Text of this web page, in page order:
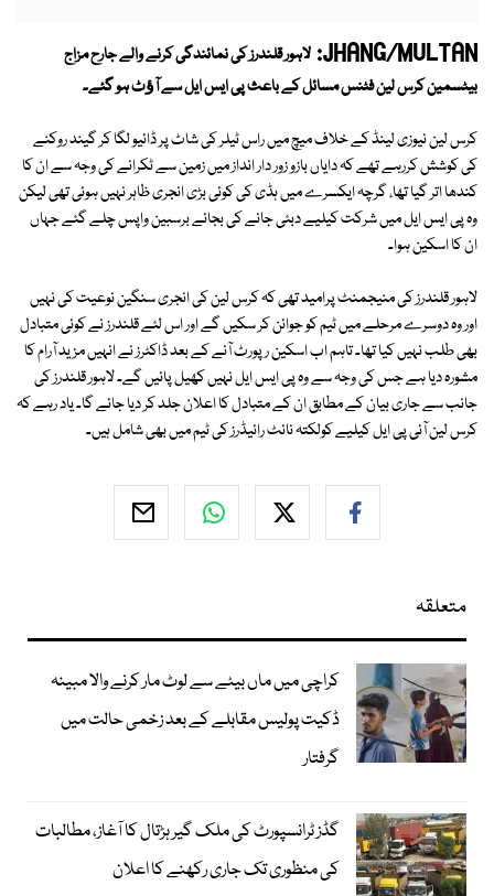
JHANG/MULTAN: لاہور قلندرز کی نمائندگی کرنے والے جارح مزاج
بیٹسمین کرس لین فٹنس مسائل کے باعث پی ایس ایل سے آﺅٹ ہو گئے۔
کرس لین نیوزی لینڈ کے خلاف میچ میں راس ٹیلر کی شاٹ پر ڈائیو لگا کر گیند روکنے
کی کوشش کررہے تھے کہ دایاں بازو زور دار انداز میں زمین سے ٹکرانے کی وجہ سے ان کا
کندھا اتر گیا تھا، گرچہ ایکسرے میں ہڈی کی کوئی بڑی انجری ظاہر نہیں ہوئی تھی لیکن
وہ پی ایس ایل میں شرکت کیلیے دبئی جانے کی بجائے برسبین واپس چلے گئے جہاں
ان کا اسکین ہوا۔
لاہور قلندرز کی منیجمنٹ پرامید تھی کہ کرس لین کی انجری سنگین نوعیت کی نہیں
اور وہ دوسرے مرحلے میں ٹیم کو جوائن کر سکیں گے اور اس لئے قلندرز نے کوئی متبادل
بھی طلب نہیں کیا تھا۔ تاہم اب اسکین رپورٹ آنے کے بعد ڈاکٹرز نے انہیں مزید آرام کا
مشورہ دیا ہے جس کی وجہ سے وہ پی ایس ایل نہیں کھیل پائیں گے۔ لاہور قلندرز کی
جانب سے جاری بیان کے مطابق ان کے متبادل کا اعلان جلد کر دیا جائے گا۔ یاد رہے کہ
کرس لین آئی پی ایل کیلیے کولکتہ نائٹ رائیڈرز کی ٹیم میں بھی شامل ہیں۔
متعلقہ
کراچی میں ماں بیٹے سے لوٹ مار کرنے والا مبینہ
ڈکیت پولیس مقابلے کے بعد زخمی حالت میں
گرفتار
گڈز ٹرانسپورٹ کی ملک گیر ہڑتال کا آغاز، مطالبات
کی منظوری تک جاری رکھنے کا اعلان